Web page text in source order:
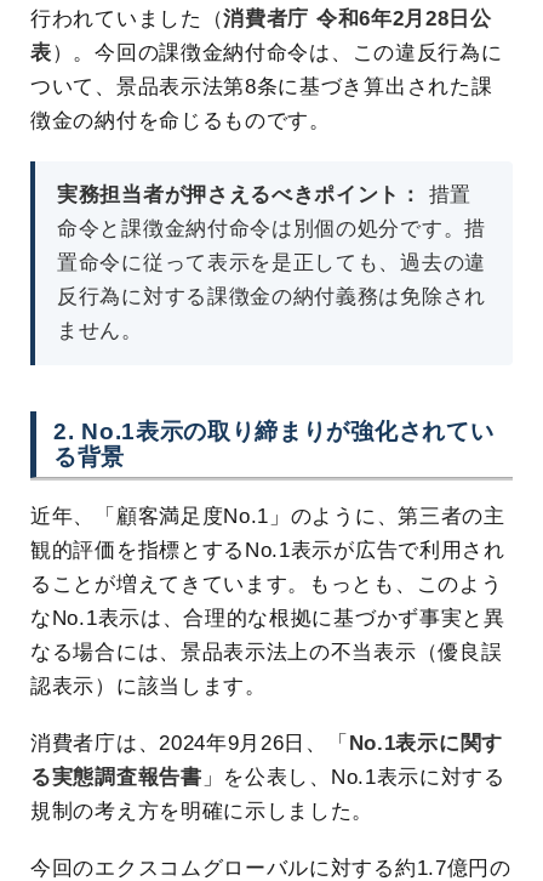
行われていました（消費者庁 令和6年2月28日公
表）。今回の課徴金納付命令は、この違反行為に
ついて、景品表示法第8条に基づき算出された課
徴金の納付を命じるものです。
実務担当者が押さえるべきポイント：
措置
命令と課徴金納付命令は別個の処分です。措
置命令に従って表示を是正しても、過去の違
反行為に対する課徴金の納付義務は免除され
ません。
2. No.1表示の取り締まりが強化されてい
る背景
近年、「顧客満足度No.1」のように、第三者の主
観的評価を指標とするNo.1表示が広告で利用され
ることが増えてきています。もっとも、このよう
なNo.1表示は、合理的な根拠に基づかず事実と異
なる場合には、景品表示法上の不当表示（優良誤
認表示）に該当します。
消費者庁は、2024年9月26日、「 No.1表示に関す
る実態調査報告書 」を公表し、No.1表示に対する
規制の考え方を明確に示しました。
今回のエクスコムグローバルに対する約1.7億円の